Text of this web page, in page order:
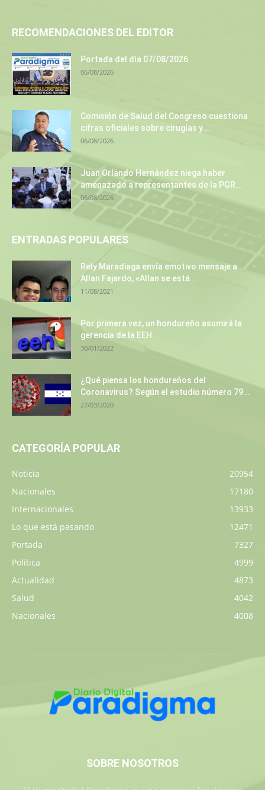
RECOMENDACIONES DEL EDITOR
Portada del día 07/08/2026
06/08/2026
Comisión de Salud del Congreso cuestiona
cifras oficiales sobre cirugías y...
06/08/2026
Juan Orlando Hernández niega haber
amenazado a representantes de la PGR...
06/08/2026
ENTRADAS POPULARES
Rely Maradiaga envía emotivo mensaje a
Allan Fajardo, «Allan se está...
11/08/2021
Por primera vez, un hondureño asumirá la
gerencia de la EEH
30/01/2022
¿Qué piensa los hondureños del
Coronavirus? Según el estudio número 79...
27/03/2020
CATEGORÍA POPULAR
Noticia
20954
Nacionales
17180
Internacionales
13933
Lo que está pasando
12471
Portada
7327
Política
4999
Actualidad
4873
Salud
4042
Nacionales
4008
SOBRE NOSOTROS